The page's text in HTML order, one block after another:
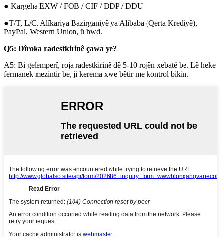
● Kargeha EXW / FOB / CIF / DDP / DDU
●T/T, L/C, Alîkariya Bazirganiyê ya Alibaba (Qerta Krediyê),
PayPal, Western Union, û hwd.
Q5: Dîroka radestkirinê çawa ye?
A5: Bi gelemperî, roja radestkirinê dê 5-10 rojên xebatê be. Lê heke
fermanek mezintir be, ji kerema xwe bêtir me kontrol bikin.